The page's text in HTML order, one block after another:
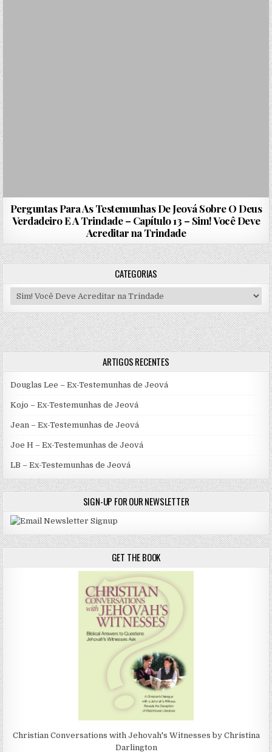
Perguntas Para As Testemunhas De Jeová Sobre O Deus
Verdadeiro E A Trindade – Capítulo 13 – Sim! Você Deve
Acreditar na Trindade
CATEGORIAS
Categorias
ARTIGOS RECENTES
Douglas Lee – Ex-Testemunhas de Jeová
Kojo – Ex-Testemunhas de Jeová
Jean – Ex-Testemunhas de Jeová
Joe H – Ex-Testemunhas de Jeová
LB – Ex-Testemunhas de Jeová
SIGN-UP FOR OUR NEWSLETTER
GET THE BOOK
Christian Conversations with Jehovah's Witnesses by Christina
Darlington